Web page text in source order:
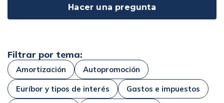
Hacer una pregunta
Filtrar por tema:
Amortización Autopromoción
Euríbor y tipos de interés Gastos e impuestos